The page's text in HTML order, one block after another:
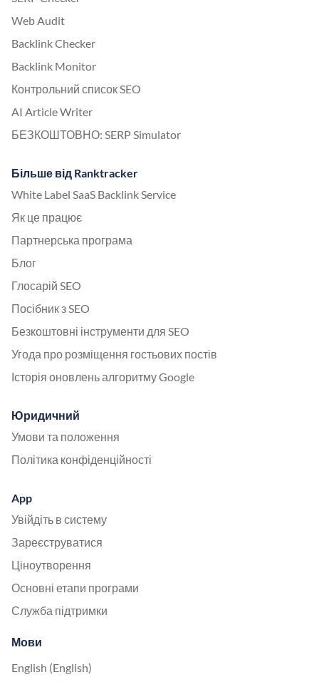
Web Audit
Backlink Checker
Backlink Monitor
Контрольний список SEO
AI Article Writer
БЕЗКОШТОВНО: SERP Simulator
Більше від Ranktracker
White Label SaaS Backlink Service
Як це працює
Партнерська програма
Блог
Глосарій SEO
Посібник з SEO
Безкоштовні інструменти для SEO
Угода про розміщення гостьових постів
Історія оновлень алгоритму Google
Юридичний
Умови та положення
Політика конфіденційності
App
Увійдіть в систему
Зареєструватися
Ціноутворення
Основні етапи програми
Служба підтримки
Мови
English (English)